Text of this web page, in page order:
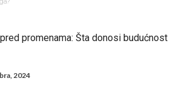
(ne)očekivan potez!
novu ponudu iz Turske
promenama: Šta donosi budućnost
2024